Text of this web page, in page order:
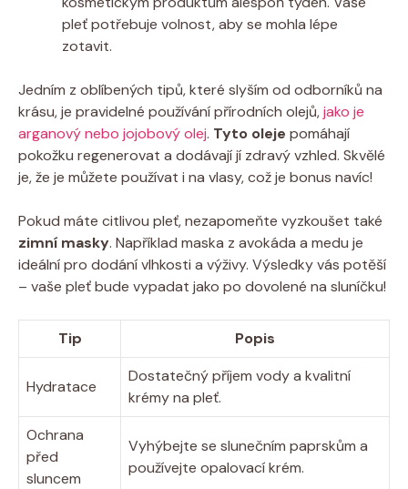
pleť potřebuje volnost, aby se mohla lépe
zotavit.
Jedním z oblíbených tipů, které slyším od odborníků na
krásu, je pravidelné používání přírodních olejů,jako je
arganový nebo jojobový olej. Tyto oleje pomáhají
pokožku regenerovat a dodávají jí zdravý vzhled. Skvělé
je, že je můžete používat i na vlasy, což je bonus navíc!
Pokud máte citlivou pleť, nezapomeňte vyzkoušet také
zimní masky. Například maska z avokáda a medu je
ideální pro dodání vlhkosti a výživy. Výsledky vás potěší
– vaše pleť bude vypadat jako po dovolené na sluníčku!
Tip Popis
Hydratace
Dostatečný příjem vody a kvalitní
krémy na pleť.
Ochrana
před
sluncem
Vyhýbejte se slunečním paprskům a
používejte opalovací krém.